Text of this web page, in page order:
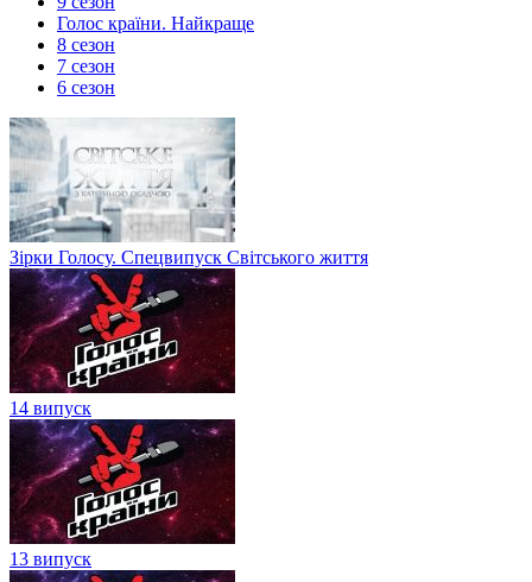
Голос країни. Найкраще
8 сезон
7 сезон
6 сезон
Зірки Голосу. Спецвипуск Світського життя
14 випуск
13 випуск